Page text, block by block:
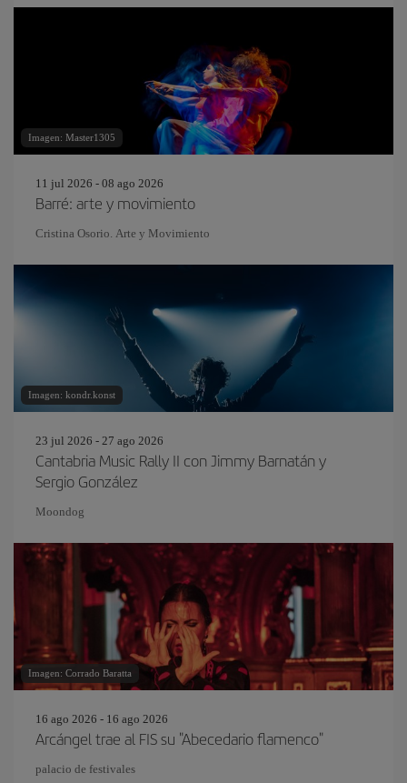
Imagen: Master1305
11 jul 2026 - 08 ago 2026
Barré: arte y movimiento
Cristina Osorio. Arte y Movimiento
Imagen: kondr.konst
23 jul 2026 - 27 ago 2026
Cantabria Music Rally II con Jimmy Barnatán y
Sergio González
Moondog
Imagen: Corrado Baratta
16 ago 2026 - 16 ago 2026
Arcángel trae al FIS su "Abecedario flamenco"
palacio de festivales